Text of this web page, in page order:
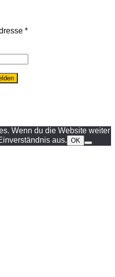
*
Wenn du die Website weiter
aus. OK